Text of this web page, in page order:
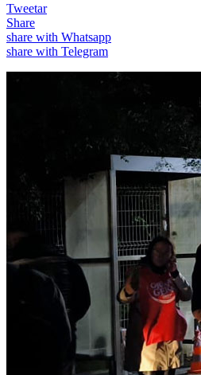
Tweetar
Share
share with Whatsapp
share with Telegram